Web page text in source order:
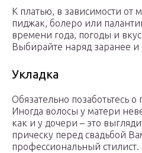
К платью, в зависимости от
пиджак, болеро или
времени года, погоды и
Выбирайте наряд заранее и
Укладка
Обязательно позаботьтесь
Иногда волосы у матери
как и у дочери – это
прическу перед свадьбой
профессиональный стилист.